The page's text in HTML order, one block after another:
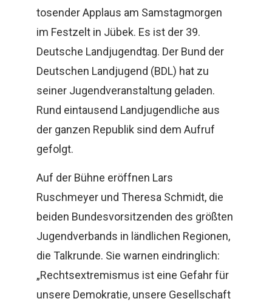
tosender Applaus am Samstagmorgen
im Festzelt in Jübek. Es ist der 39.
Deutsche Landjugendtag. Der Bund der
Deutschen Landjugend (BDL) hat zu
seiner Jugendveranstaltung geladen.
Rund eintausend Landjugendliche aus
der ganzen Republik sind dem Aufruf
gefolgt.
Auf der Bühne eröffnen Lars
Ruschmeyer und Theresa Schmidt, die
beiden Bundesvorsitzenden des größten
Jugendverbands in ländlichen Regionen,
die Talkrunde. Sie warnen eindringlich:
„Rechtsextremismus ist eine Gefahr für
unsere Demokratie, unsere Gesellschaft